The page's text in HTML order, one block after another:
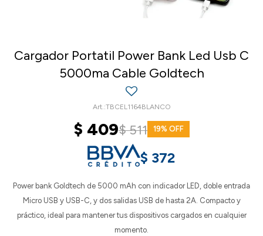
Cargador Portatil Power Bank Led Usb C
5000ma Cable Goldtech
TBCEL1164BLANCO
$ 409$511 19
$ 372
Power bank Goldtech de 5000 mAh con indicador LED, doble entrada
Micro USB y USB-C, y dos salidas USB de hasta 2A. Compacto y
práctico, ideal para mantener tus dispositivos cargados en cualquier
momento.